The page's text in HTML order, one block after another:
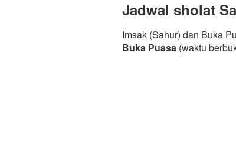
Jadwal sholat
Imsak (Sahur) dan Buka
Buka Puasa (waktu